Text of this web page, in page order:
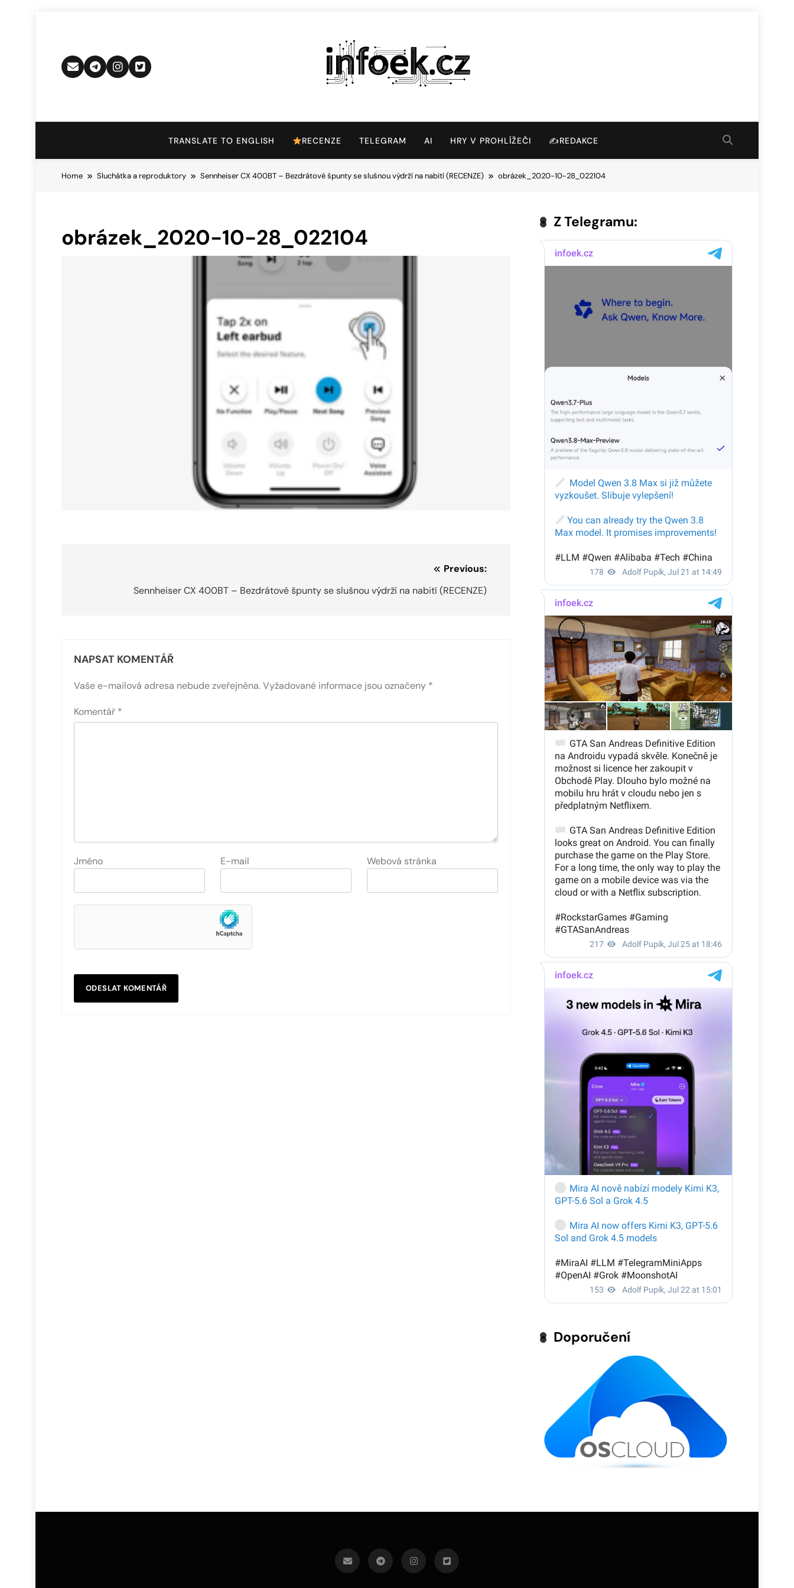
Infoek.cz
TRANSLATE TO ENGLISH RECENZE TELEGRAM AI HRY V PROHLÍŽEČI ✍️REDAKCE
Home Sluchátka a reproduktory Sennheiser CX 400BT – Bezdrátové špunty se slušnou výdrží na nabití (RECENZE) obrázek_2020-10-28_022104
obrázek_2020-10-28_022104
Previous:
Sennheiser CX 400BT – Bezdrátové špunty se slušnou výdrží na nabití (RECENZE)
NAPSAT KOMENTÁŘ
Vaše e-mailová adresa nebude zveřejněna.Vyžadované informace jsou označeny *
Komentář *
Jméno E-mail Webová stránka
Z Telegramu:
Doporučení